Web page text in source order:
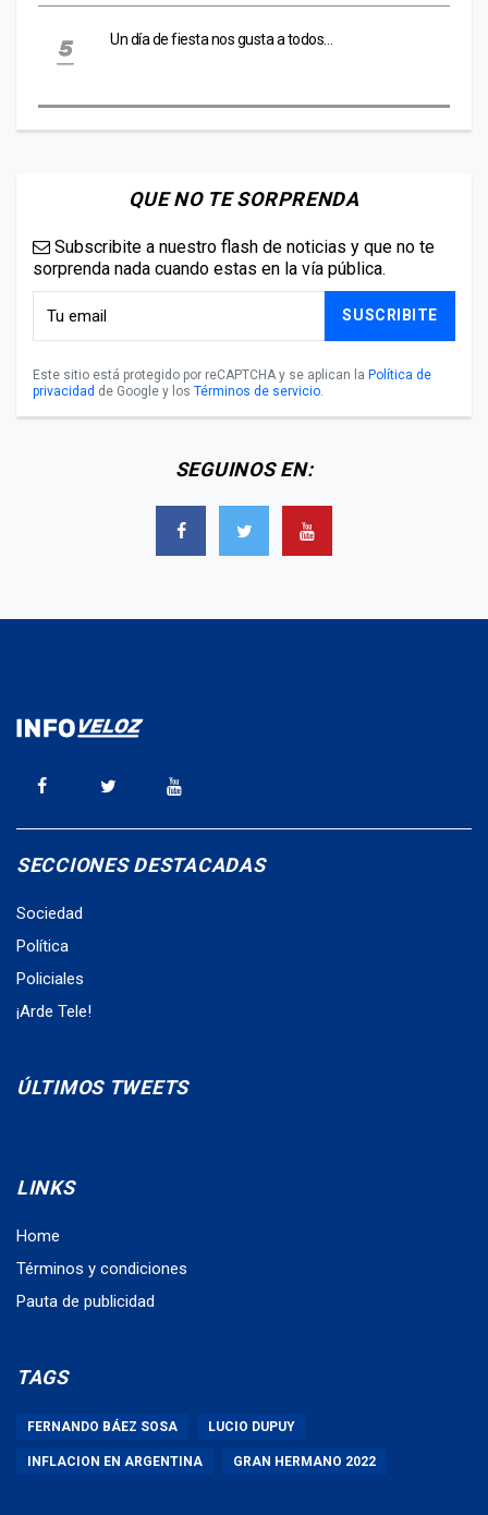
Un día de fiesta nos gusta a todos…
QUE NO TE SORPRENDA
Subscribite a nuestro flash de noticias y que no te
sorprenda nada cuando estas en la vía pública.
SUSCRIBITE
Este sitio está protegido por reCAPTCHA y se aplican la Política de
privacidad de Google y los Términos de servicio.
SEGUINOS EN:
SECCIONES DESTACADAS
Sociedad
Política
Policiales
¡Arde Tele!
ÚLTIMOS TWEETS
LINKS
Home
Términos y condiciones
Pauta de publicidad
TAGS
FERNANDO BÁEZ SOSA LUCIO DUPUY
INFLACION EN ARGENTINA GRAN HERMANO 2022